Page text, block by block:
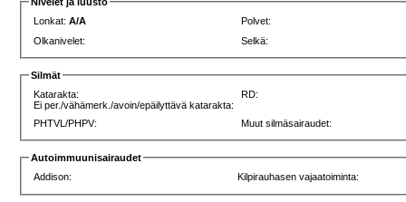
Lonkat:A/A
Polvet:
Olkanivelet:
Selkä:
Silmät
Katarakta:
Ei per./vähämerk./avoin/epäilyttävä katarakta:
RD:
PHTVL/PHPV: Muut silmäsairaudet:
Autoimmuunisairaudet
Addison:
Kilpirauhasen vajaatoiminta: